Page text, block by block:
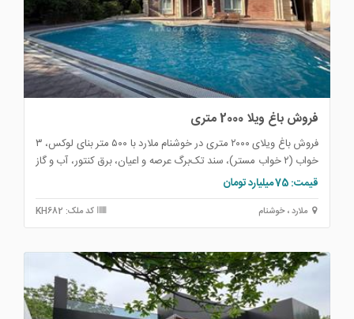
فروش باغ ویلا 2000 متری
فروش باغ ویلای ۲۰۰۰ متری در خوشنام ملارد با ۵۰۰ متر بنای لوکس، ۳
خواب (۲ خواب مستر)، سند تک‌برگ عرصه و اعیان، برق کنتور، آب و گاز
مصرفی، داخل مجموعه ویلایی؛ گزینه‌ای عالی برای سکونت و
سرمایه‌گذاری.
قیمت: 75 میلیارد تومان
ملارد ، خوشنام کد ملک: KH682